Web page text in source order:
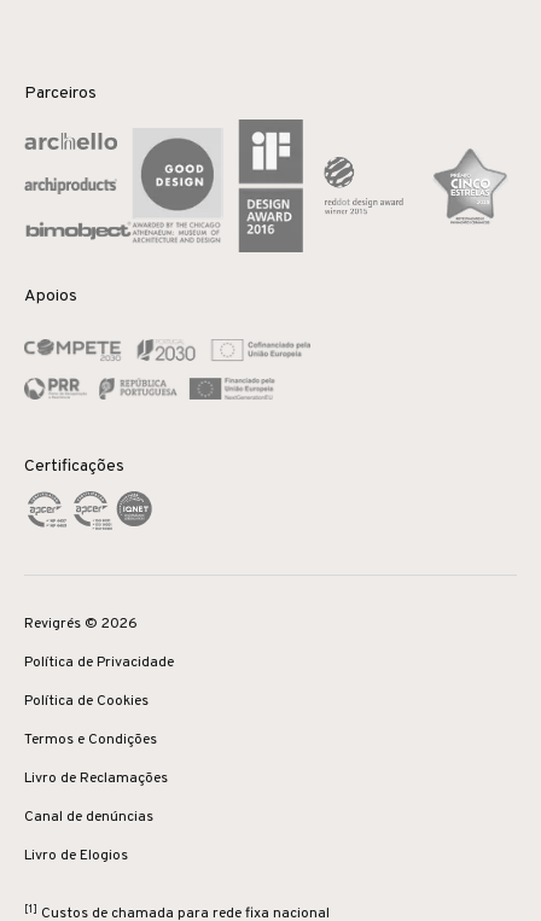
Parceiros
Apoios
Certificações
Revigrés © 2026
Política de Privacidade
Política de Cookies
Termos e Condições
Livro de Reclamações
Canal de denúncias
Livro de Elogios
[1] Custos de chamada para rede fixa nacional